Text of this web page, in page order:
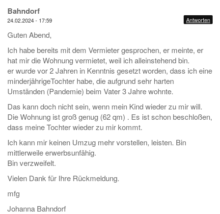
Bahndorf
24.02.2024 - 17:59 Antworten
Guten Abend,
Ich habe bereits mit dem Vermieter gesprochen, er meinte, er
hat mir die Wohnung vermietet, weil ich alleinstehend bin.
er wurde vor 2 Jahren in Kenntnis gesetzt worden, dass ich eine
minderjährigeTochter habe, die aufgrund sehr harten
Umständen (Pandemie) beim Vater 3 Jahre wohnte.
Das kann doch nicht sein, wenn mein Kind wieder zu mir will.
Die Wohnung ist groß genug (62 qm) . Es ist schon beschloßen,
dass meine Tochter wieder zu mir kommt.
Ich kann mir keinen Umzug mehr vorstellen, leisten. Bin
mittlerweile erwerbsunfähig.
Bin verzweifelt.
Vielen Dank für Ihre Rückmeldung.
mfg
Johanna Bahndorf